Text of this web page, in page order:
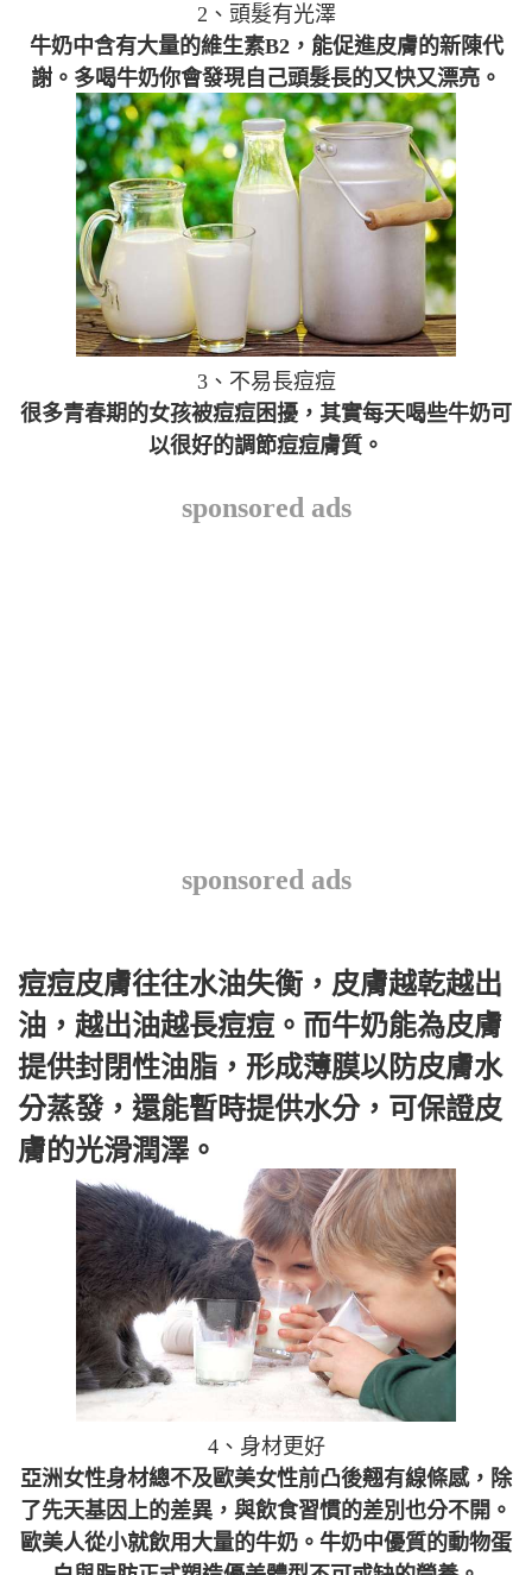
2、頭髮有光澤
牛奶中含有大量的維生素B2，能促進皮膚的新陳代
謝。多喝牛奶你會發現自己頭髮長的又快又漂亮。
3、不易長痘痘
很多青春期的女孩被痘痘困擾，其實每天喝些牛奶可
以很好的調節痘痘膚質。
sponsored ads
sponsored ads
痘痘皮膚往往水油失衡，皮膚越乾越出
油，越出油越長痘痘。而牛奶能為皮膚
提供封閉性油脂，形成薄膜以防皮膚水
分蒸發，還能暫時提供水分，可保證皮
膚的光滑潤澤。
4、身材更好
亞洲女性身材總不及歐美女性前凸後翹有線條感，除
了先天基因上的差異，與飲食習慣的差別也分不開。
歐美人從小就飲用大量的牛奶。牛奶中優質的動物蛋